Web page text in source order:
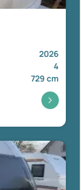
2026
4
729 cm